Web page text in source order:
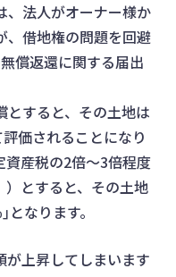
、法人がオーナー様か
、借地権の問題を回避
償返還に関する届出
とすると、その土地は
価されることになり
資産税の2倍～3倍程度
とすると、その土地
なります。
が上昇してしまいます